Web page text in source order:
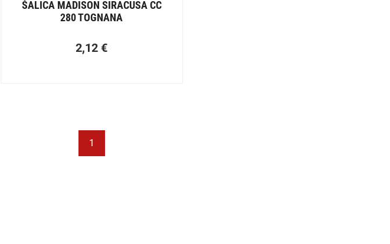
ŠALICA MADISON SIRACUSA CC
280 TOGNANA
2,12 €
1